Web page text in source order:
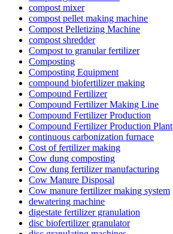
compost mixer
compost pellet making machine
Compost Pelletizing Machine
compost shredder
Compost to granular fertilizer
Composting
Composting Equipment
compound biofertilizer making
Compound Fertilizer
Compound Fertilizer Making Line
Compound Fertilizer Production
Compound Fertilizer Production Plant
continuous carbonization furnace
Cost of fertilizer making
Cow dung composting
Cow dung fertilizer manufacturing
Cow Manure Disposal
Cow manure fertilizer making system
dewatering machine
digestate fertilizer granulation
disc biofertilizer granulator